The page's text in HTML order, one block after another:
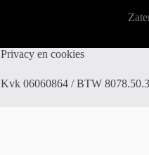
Privacy en cookies
Kvk 06060864 / BTW